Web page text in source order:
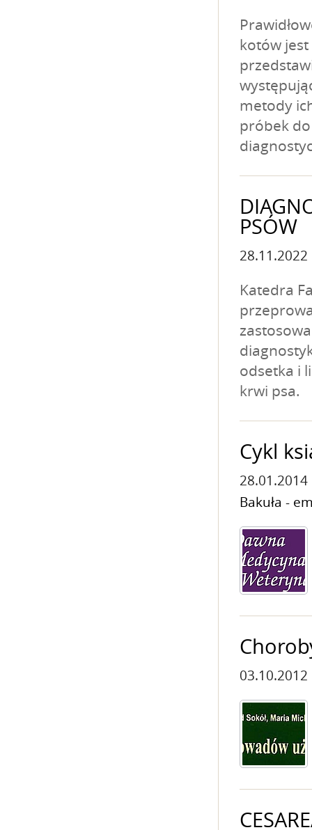
kotów jest
metody
próbek
PSÓW
Katedra
odsetka i
krwi psa.
Cykl
Bakuła -